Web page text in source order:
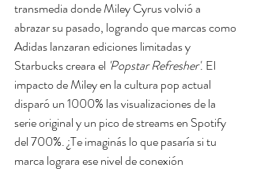
transmedia donde Miley Cyrus volvió a
abrazar su pasado, logrando que marcas como
Adidas lanzaran ediciones limitadas y
Starbucks creara el 'Popstar Refresher'. El
impacto de Miley en la cultura pop actual
disparó un 1000% las visualizaciones de la
serie original y un pico de streams en Spotify
del 700%. ¿Te imaginás lo que pasaría si tu
marca lograra ese nivel de conexión